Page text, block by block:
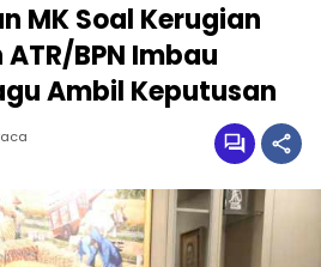
MK Soal Kerugian
BPN Imbau
Ambil Keputusan